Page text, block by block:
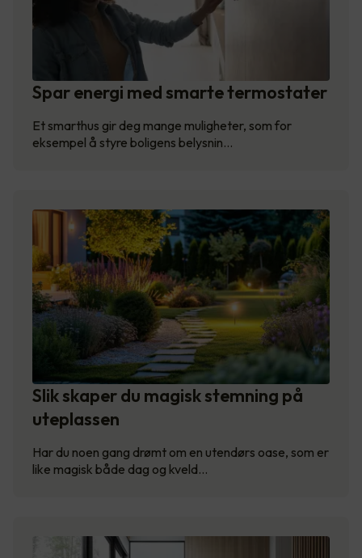
Spar energi med smarte termostater
Et smarthus gir deg mange muligheter, som for
eksempel å styre boligens belysnin…
Slik skaper du magisk stemning på
uteplassen
Har du noen gang drømt om en utendørs oase, som er
like magisk både dag og kveld…